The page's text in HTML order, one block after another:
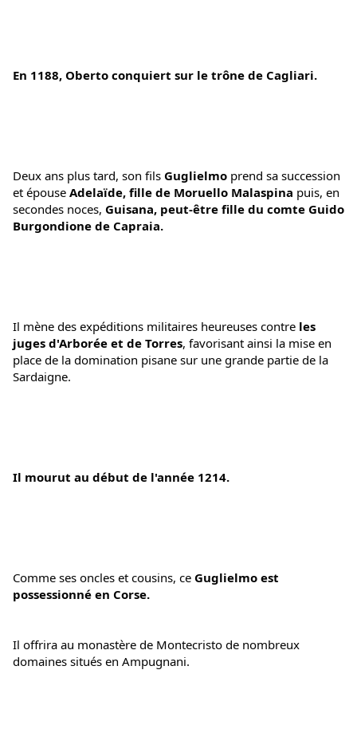
En 1188, Oberto conquiert sur le trône de Cagliari.
Deux ans plus tard, son fils Guglielmo prend sa succession
et épouse Adelaïde, fille de Moruello Malaspina puis, en
secondes noces, Guisana, peut-être fille du comte Guido
Burgondione de Capraia.
Il mène des expéditions militaires heureuses contre les
juges d'Arborée et de Torres, favorisant ainsi la mise en
place de la domination pisane sur une grande partie de la
Sardaigne.
Il mourut au début de l'année 1214.
Comme ses oncles et cousins, ce Guglielmo est
possessionné en Corse.
Il offrira au monastère de Montecristo de nombreux
domaines situés en Ampugnani.